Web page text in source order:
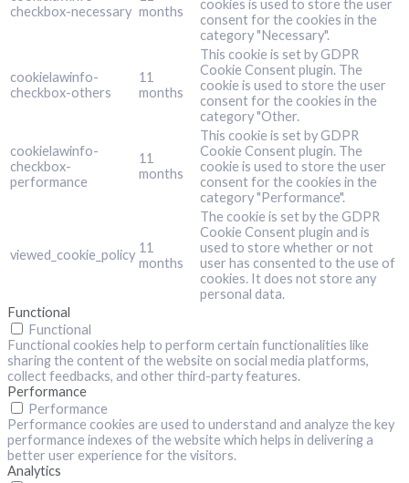
checkbox-necessary months
cookies is used to store the user
consent for the cookies in the
category "Necessary".
cookielawinfo-
checkbox-others
11
months
This cookie is set by GDPR
Cookie Consent plugin. The
cookie is used to store the user
consent for the cookies in the
category "Other.
cookielawinfo-
checkbox-
performance
11
months
This cookie is set by GDPR
Cookie Consent plugin. The
cookie is used to store the user
consent for the cookies in the
category "Performance".
viewed_cookie_policy 11
months
The cookie is set by the GDPR
Cookie Consent plugin and is
used to store whether or not
user has consented to the use of
cookies. It does not store any
personal data.
Functional
Functional
Functional cookies help to perform certain functionalities like
sharing the content of the website on social media platforms,
collect feedbacks, and other third-party features.
Performance
Performance
Performance cookies are used to understand and analyze the key
performance indexes of the website which helps in delivering a
better user experience for the visitors.
Analytics